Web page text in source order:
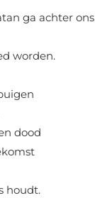
ga achter ons
worden.
dood
houdt.